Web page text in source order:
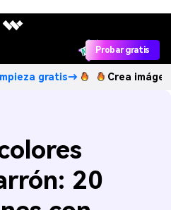
Probar gratis
Crea imágenes IA
20